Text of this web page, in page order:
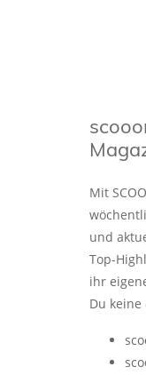
Mit
und
Top-
ihr
Du